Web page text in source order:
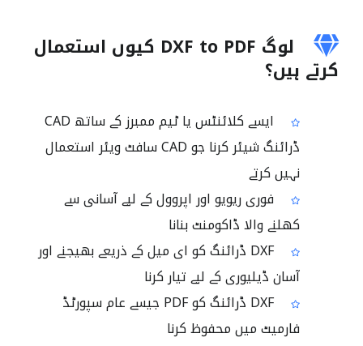
لوگ DXF to PDF کیوں استعمال
کرتے ہیں؟
ایسے کلائنٹس یا ٹیم ممبرز کے ساتھ CAD
ڈرائنگ شیئر کرنا جو CAD سافٹ ویئر استعمال
نہیں کرتے
فوری ریویو اور اپروول کے لیے آسانی سے
کھلنے والا ڈاکومنٹ بنانا
DXF ڈرائنگ کو ای میل کے ذریعے بھیجنے اور
آسان ڈیلیوری کے لیے تیار کرنا
DXF ڈرائنگ کو PDF جیسے عام سپورٹڈ
فارمیٹ میں محفوظ کرنا